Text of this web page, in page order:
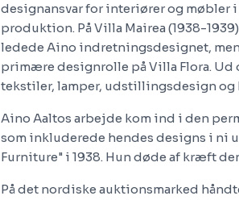
designansvar for interiører og møbler
produktion. På Villa Mairea (1938-
ledede Aino indretningsdesignet,
primære designrolle på Villa Flora.
tekstiler, lamper, udstillingsdesign
Aino Aaltos arbejde kom ind i den
som inkluderede hendes designs i ni
Furniture" i 1938. Hun døde af kræft
På det nordiske auktionsmarked